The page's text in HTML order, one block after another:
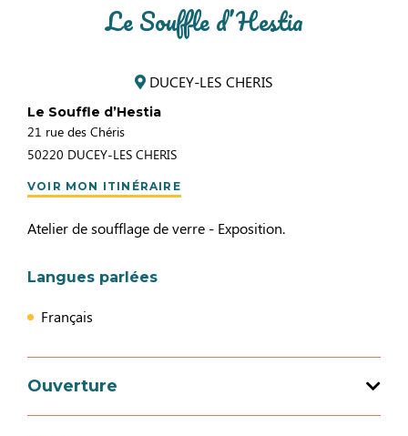
Le Souffle d’Hestia
DUCEY-LES CHERIS
Le Souffle d’Hestia
21 rue des Chéris
50220 DUCEY-LES CHERIS
VOIR MON ITINÉRAIRE
Atelier de soufflage de verre - Exposition.
Langues parlées
Français
Ouverture